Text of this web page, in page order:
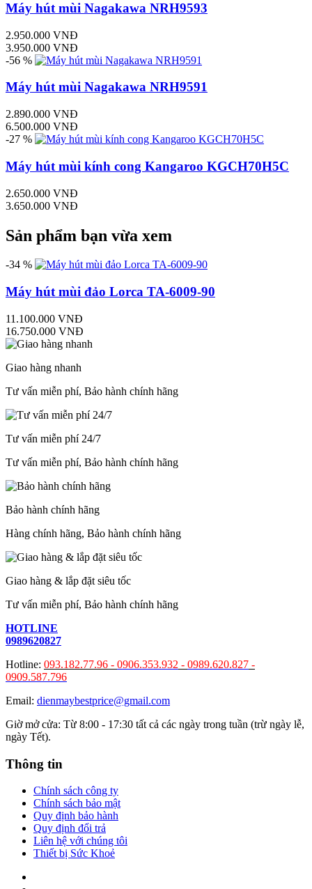
Máy hút mùi Nagakawa NRH9593
2.950.000 VNĐ
3.950.000 VNĐ
-56 %
Máy hút mùi Nagakawa NRH9591
2.890.000 VNĐ
6.500.000 VNĐ
-27 %
Máy hút mùi kính cong Kangaroo KGCH70H5C
2.650.000 VNĐ
3.650.000 VNĐ
Sản phẩm bạn vừa xem
-34 %
Máy hút mùi đảo Lorca TA-6009-90
11.100.000 VNĐ
16.750.000 VNĐ
Giao hàng nhanh
Tư vấn miễn phí, Bảo hành chính hãng
Tư vấn miễn phí 24/7
Tư vấn miễn phí, Bảo hành chính hãng
Bảo hành chính hãng
Hàng chính hãng, Bảo hành chính hãng
Giao hàng & lắp đặt siêu tốc
Tư vấn miễn phí, Bảo hành chính hãng
HOTLINE
0989620827
Hotline: 093.182.77.96 - 0906.353.932 - 0989.620.827 -
0909.587.796
Email: dienmaybestprice@gmail.com
Giờ mở cửa: Từ 8:00 - 17:30 tất cả các ngày trong tuần (trừ ngày lễ,
ngày Tết).
Thông tin
Chính sách công ty
Chính sách bảo mật
Quy định bảo hành
Quy định đổi trả
Liên hệ với chúng tôi
Thiết bị Sức Khoẻ